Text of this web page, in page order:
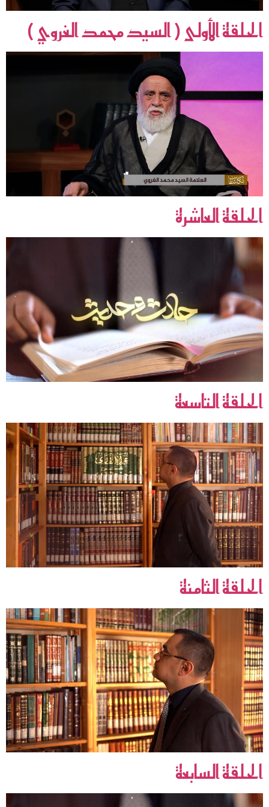
الحلقة الأولى ( السيد محمد الغروي )
الحلقة العاشرة
الحلقة التاسعة
الحلقة الثامنة
الحلقة السابعة